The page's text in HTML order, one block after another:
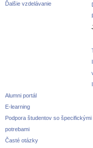
Ďalšie vzdelávanie
Alumni portál
E-learning
Podpora študentov so špecifickými
potrebami
Časté otázky